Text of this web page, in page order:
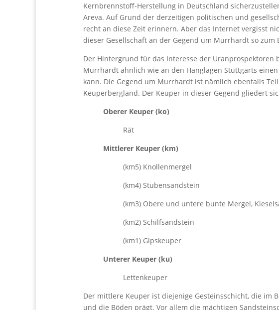
Kernbrennstoff-Herstellung in Deutschland
Areva. Auf Grund der derzeitigen politischen und
recht an diese Zeit erinnern. Aber das Internet vergisst
dieser Gesellschaft an der Gegend um Murrhardt so
Der Hintergrund für das Interesse der Uranprospektoren
Murrhardt ähnlich wie an den Hanglagen Stuttgarts
kann. Die Gegend um Murrhardt ist nämlich ebenfalls
Keuperbergland. Der Keuper in dieser Gegend gliedert
Oberer Keuper (ko)
Rät
Mittlerer Keuper (km)
(km5) Knollenmergel
(km4) Stubensandstein
(km3) Obere und untere bunte Mergel,
(km2) Schilfsandstein
(km1) Gipskeuper
Unterer Keuper (ku)
Lettenkeuper
Der mittlere Keuper ist diejenige Gesteinsschicht, die im
und die Böden prägt. Vor allem die mächtigen